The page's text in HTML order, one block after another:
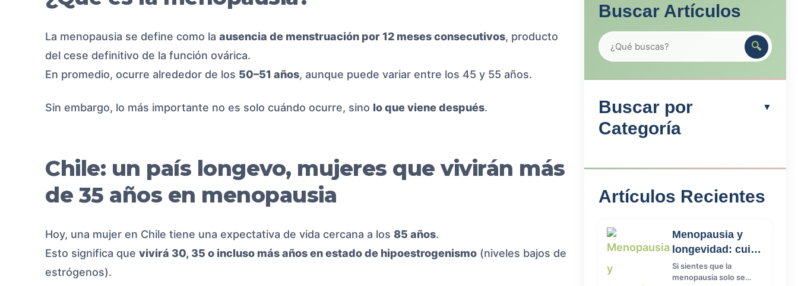
La menopausia se define como la ausencia de menstruación por 12 meses consecutivos, producto
del cese definitivo de la función ovárica.
En promedio, ocurre alrededor de los 50–51 años, aunque puede variar entre los 45 y 55 años.
Sin embargo, lo más importante no es solo cuándo ocurre, sino lo que viene después.
Chile: un país longevo, mujeres que vivirán más
de 35 años en menopausia
Hoy, una mujer en Chile tiene una expectativa de vida cercana a los 85 años.
Esto significa que vivirá 30, 35 o incluso más años en estado de hipoestrogenismo (niveles bajos de
estrógenos).
Buscar Artículos
Buscar por
Categoría
▼
Perimenopausia 11
Salud femenina
Artículos Recientes
Menopausia y
longevidad: cuida
tu salud futura
hoy
Si sientes que la
menopausia solo se